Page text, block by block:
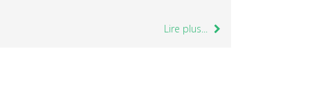
Lire plus...